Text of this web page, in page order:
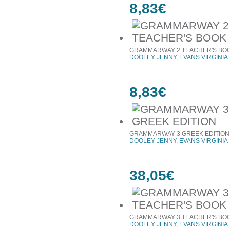
8,83€
GRAMMARWAY 2 TEACHER'S
DOOLEY JENNY, EVANS VIRGINIA
8,83€
GRAMMARWAY 3 GREEK EDITION
DOOLEY JENNY, EVANS VIRGINIA
38,05€
GRAMMARWAY 3 TEACHER'S
DOOLEY JENNY, EVANS VIRGINIA